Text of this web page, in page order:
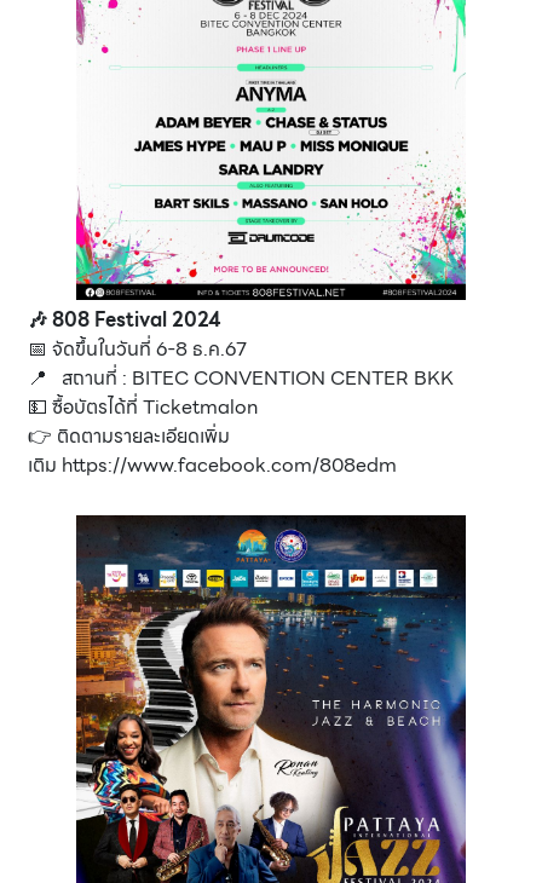
🎶 808 Festival 2024
📅 จัดขึ้นในวันที่ 6-8 ธ.ค.67
📍 สถานที่ : BITEC CONVENTION CENTER BKK
💵 ซื้อบัตรได้ที่ Ticketmalon
👉 ติดตามรายละเอียดเพิ่ม
เติม https://www.facebook.com/808edm